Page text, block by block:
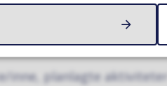
inne, planlagte aktiviteter